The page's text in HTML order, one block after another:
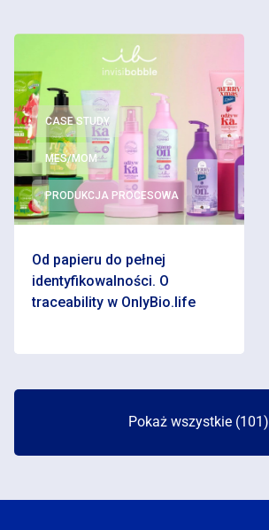
CASE STUDY
MES/MOM
PRODUKCJA PROCESOWA
Od papieru do pełnej
identyfikowalności. O
traceability w OnlyBio.life
Pokaż wszystkie (101)